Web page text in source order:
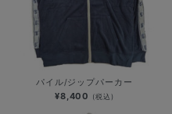
パイル/ジップパーカー
¥8,400 (税込)